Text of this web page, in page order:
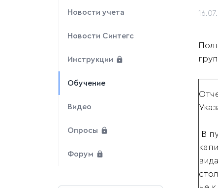
Новости учета
Новости Синтегс
Инструкции
Обучение
Видео
Опросы
Форум
В